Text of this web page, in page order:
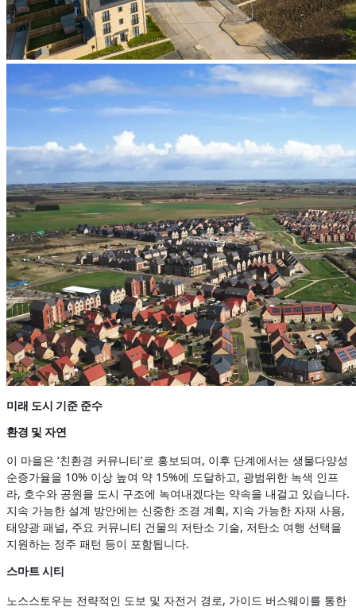
미래 도시 기준 준수
환경 및 자연
이 마을은 ‘친환경 커뮤니티’로 홍보되며, 이후 단계에서는 생물다양성
순증가율을 10% 이상 높여 약 15%에 도달하고, 광범위한 녹색 인프
라, 호수와 공원을 도시 구조에 녹여내겠다는 약속을 내걸고 있습니다.
지속 가능한 설계 방안에는 신중한 조경 계획, 지속 가능한 자재 사용,
태양광 패널, 주요 커뮤니티 건물의 저탄소 기술, 저탄소 여행 선택을
지원하는 정주 패턴 등이 포함됩니다.
스마트 시티
노스스토우는 전략적인 도보 및 자전거 경로, 가이드 버스웨이를 통한